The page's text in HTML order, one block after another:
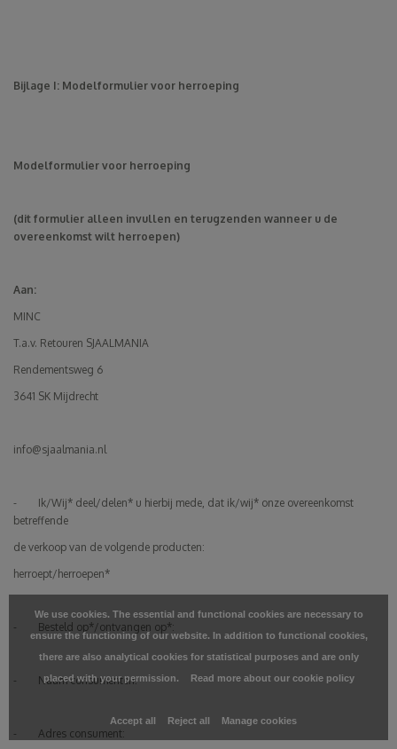
Bijlage I: Modelformulier voor herroeping
Modelformulier voor herroeping
(dit formulier alleen invullen en terugzenden wanneer u de
overeenkomst wilt herroepen)
Aan:
MINC
T.a.v. Retouren SJAALMANIA
Rendementsweg 6
3641 SK Mijdrecht
info@sjaalmania.nl
- Ik/Wij* deel/delen* u hierbij mede, dat ik/wij* onze overeenkomst
betreffende
de verkoop van de volgende producten:
herroept/herroepen*
- Besteld op*/ontvangen op*:
- Naam consumenten:
- Adres consument:
We use cookies. The essential and functional cookies are necessary to
ensure the functioning of our website. In addition to functional cookies,
there are also analytical cookies for statistical purposes and are only
placed with your permission.
Read more about our cookie policy
Accept all Reject all Manage cookies